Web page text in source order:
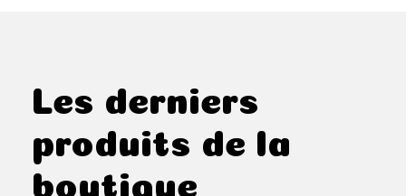
Les derniers
produits de la
boutique